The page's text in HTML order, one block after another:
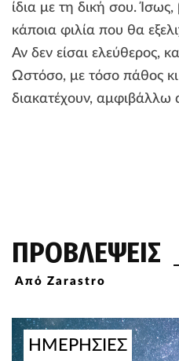
ίδια με τη δική σου. Ίσως,
κάποια φιλία που θα
Αν δεν είσαι ελεύθερος,
Ωστόσο, με τόσο πάθος
διακατέχουν, αμφιβάλλω
ΠΡΟΒΛΕΨΕΙΣ
Από Zarastro
ΗΜΕΡΗΣΙΕΣ